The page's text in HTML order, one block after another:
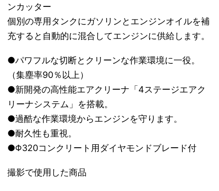
ンカッター
個別の専用タンクにガソリンとエンジンオイルを補
充すると自動的に混合してエンジンに供給します。
●パワフルな切断とクリーンな作業環境に一役。
（集塵率90％以上）
●新開発の高性能エアクリーナ「4ステージエアク
リーナシステム」を搭載。
●過酷な作業環境からエンジンを守ります。
●耐久性も重視。
●Φ320コンクリート用ダイヤモンドブレード付
撮影で使用した商品